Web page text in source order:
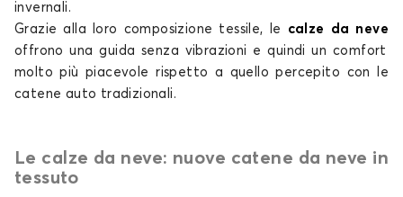
Calze da neve per PEUGEOT 108
invernali.
Grazie alla loro composizione tessile, le calze da neve
offrono una guida senza vibrazioni e quindi un comfort
molto più piacevole rispetto a quello percepito con
le
catene auto tradizionali .
Le calze da neve: nuove catene da neve in
tessuto